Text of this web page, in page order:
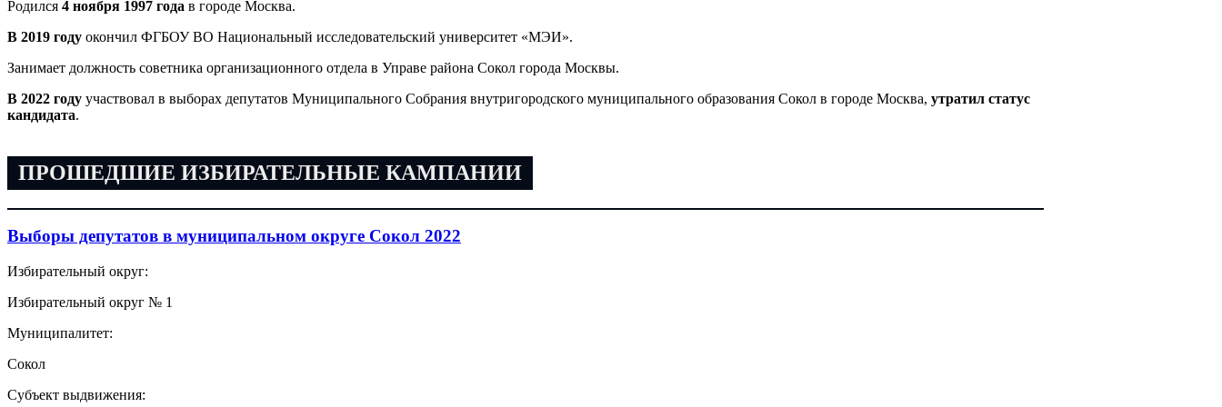
Родился 4 ноября 1997 года в городе Москва.
В 2019 году окончил ФГБОУ ВО Национальный исследовательский университет «МЭИ».
Занимает должность советника организационного отдела в Управе района Сокол города Москвы.
В 2022 году участвовал в выборах депутатов Муниципального Собрания внутригородского муниципального образования Сокол в городе Москва, утратил статус
кандидата.
ПРОШЕДШИЕ ИЗБИРАТЕЛЬНЫЕ КАМПАНИИ
Выборы депутатов в муниципальном округе Сокол 2022
Избирательный округ:
Избирательный округ № 1
Муниципалитет:
Сокол
Субъект выдвижения: